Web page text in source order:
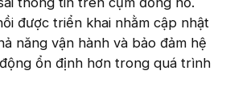
được triển khai nhằm cập nhật
năng vận hành và bảo đảm hệ
ổn định hơn trong quá trình